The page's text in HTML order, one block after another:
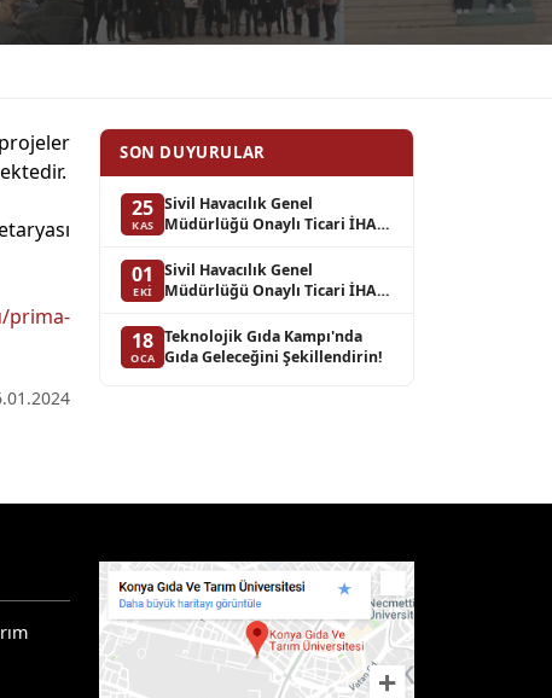
prima-
SON DUYURULAR
25
KAS
Sivil Havacılık Genel
Müdürlüğü Onaylı Ticari İHA
Eğitimleri
01
EKI
Sivil Havacılık Genel
Müdürlüğü Onaylı Ticari İHA
Eğitimleri
18
OCA
Teknolojik Gıda Kampı'nda
Gıda Geleceğini Şekillendirin!